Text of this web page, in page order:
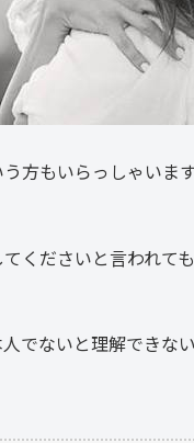
方もいらっしゃい
くださいと言われて
でないと理解できな